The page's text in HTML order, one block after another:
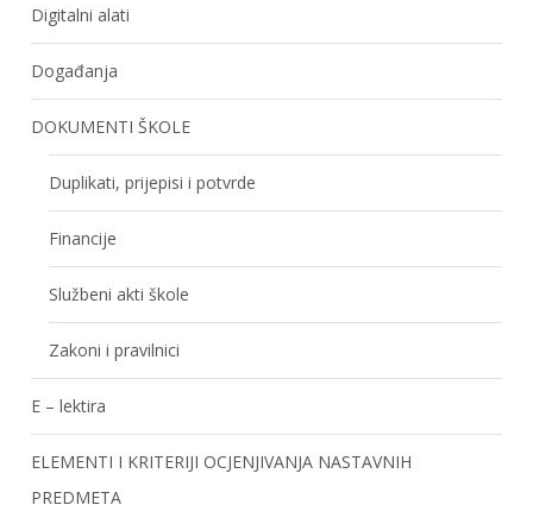
Digitalni alati
Događanja
DOKUMENTI ŠKOLE
Duplikati, prijepisi i potvrde
Financije
Službeni akti škole
Zakoni i pravilnici
E – lektira
ELEMENTI I KRITERIJI OCJENJIVANJA NASTAVNIH
PREDMETA